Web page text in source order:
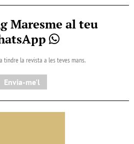
Maresme al teu
tindre la revista a les teves mans.
Envia-me'l